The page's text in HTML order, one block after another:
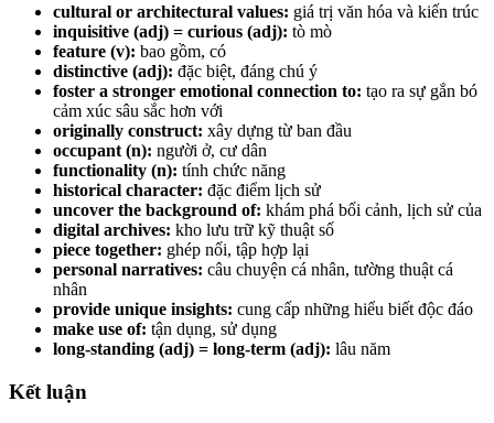
cultural or architectural values: giá trị văn hóa và kiến trúc
inquisitive (adj) = curious (adj): tò mò
feature (v): bao gồm, có
distinctive (adj): đặc biệt, đáng chú ý
foster a stronger emotional connection to: tạo ra sự gắn bó
cảm xúc sâu sắc hơn với
originally construct: xây dựng từ ban đầu
occupant (n): người ở, cư dân
functionality (n): tính chức năng
historical character: đặc điểm lịch sử
uncover the background of: khám phá bối cảnh, lịch sử của
digital archives: kho lưu trữ kỹ thuật số
piece together: ghép nối, tập hợp lại
personal narratives: câu chuyện cá nhân, tường thuật cá
nhân
provide unique insights: cung cấp những hiểu biết độc đáo
make use of: tận dụng, sử dụng
long-standing (adj) = long-term (adj): lâu năm
Kết luận